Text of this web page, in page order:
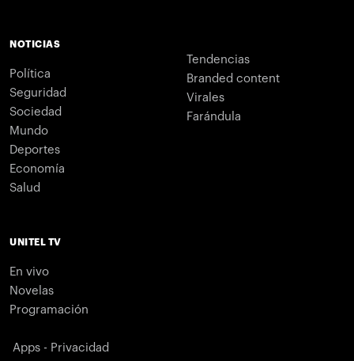
NOTICIAS
Política
Seguridad
Sociedad
Mundo
Deportes
Economía
Salud
Tendencias
Branded content
Virales
Farándula
UNITEL TV
En vivo
Novelas
Programación
Apps - Privacidad